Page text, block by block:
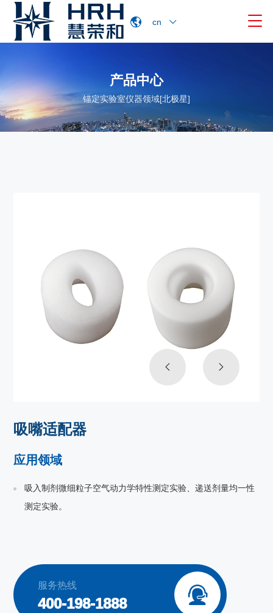
cn 
产品中心
锚定实验室仪器领域[北极星]
吸嘴适配器
应用领域
吸入制剂微细粒子空气动力学特性测定实验、递送剂量均一性
测定实验。
服务热线
400-198-1888 